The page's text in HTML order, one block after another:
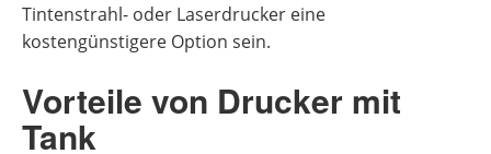
Tintenstrahl- oder Laserdrucker eine
kostengünstigere Option sein.
Vorteile von Drucker mit
Tank